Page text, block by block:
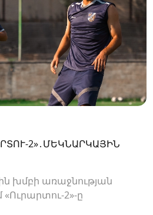
2»․ՄԵԿՆԱՐԿԱՅԻՆ
խմբի առաջնության
2»-ը